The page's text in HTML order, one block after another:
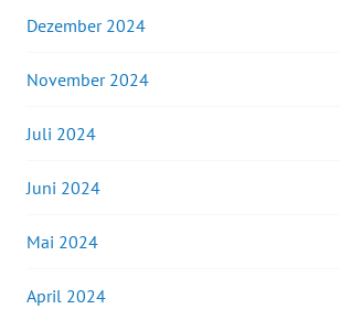
Dezember 2024
November 2024
Juli 2024
Juni 2024
Mai 2024
April 2024